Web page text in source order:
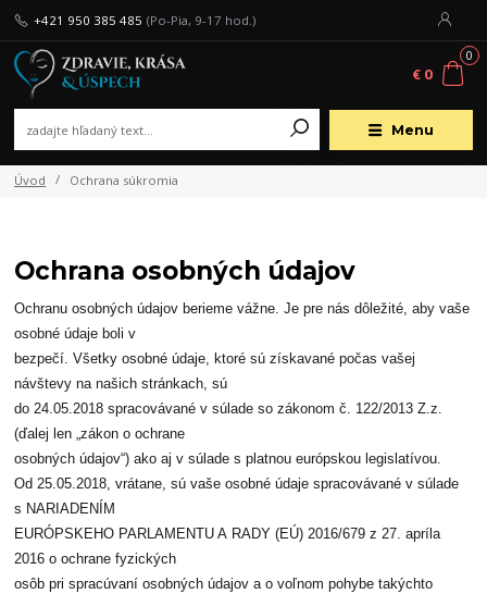
Menu
+421 950 385 485 (Po-Pia, 9-17 hod.)
0
€ 0
Úvod Ochrana súkromia
Ochrana osobných údajov
Ochranu osobných údajov berieme vážne. Je pre nás dôležité, aby vaše
osobné údaje boli v
bezpečí. Všetky osobné údaje, ktoré sú získavané počas vašej
návštevy na našich stránkach, sú
do 24.05.2018 spracovávané v súlade so zákonom č. 122/2013 Z.z.
(ďalej len „zákon o ochrane
osobných údajov“) ako aj v súlade s platnou európskou legislatívou.
Od 25.05.2018, vrátane, sú vaše osobné údaje spracovávané v súlade
s NARIADENÍM
EURÓPSKEHO PARLAMENTU A RADY (EÚ) 2016/679 z 27. apríla
2016 o ochrane fyzických
osôb pri spracúvaní osobných údajov a o voľnom pohybe takýchto